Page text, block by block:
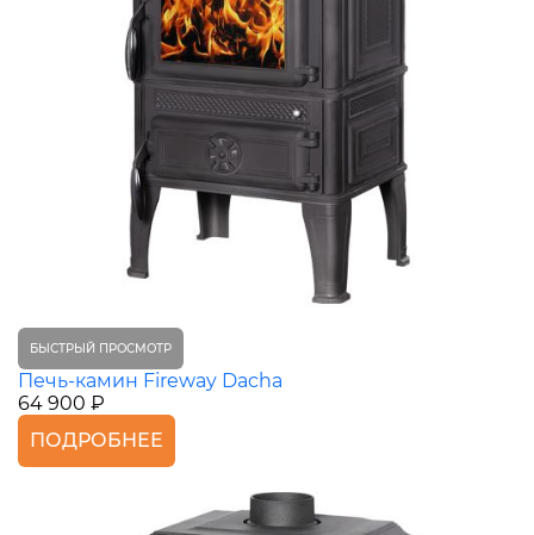
БЫСТРЫЙ ПРОСМОТР
Печь-камин Fireway Dacha
64 900 ₽
ПОДРОБНЕЕ